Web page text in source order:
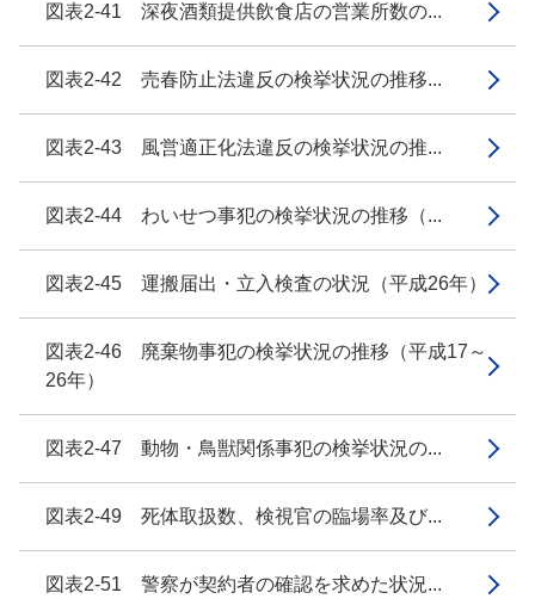
図表2-41 深夜酒類提供飲食店の営業所数の...
図表2-42 売春防止法違反の検挙状況の推移...
図表2-43 風営適正化法違反の検挙状況の推...
図表2-44 わいせつ事犯の検挙状況の推移（...
図表2-45 運搬届出・立入検査の状況（平成26年）
図表2-46 廃棄物事犯の検挙状況の推移（平成17～
26年）
図表2-47 動物・鳥獣関係事犯の検挙状況の...
図表2-49 死体取扱数、検視官の臨場率及び...
図表2-51 警察が契約者の確認を求めた状況...